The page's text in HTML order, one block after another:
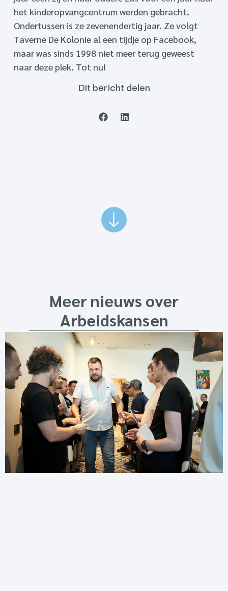
het kinderopvangcentrum werden gebracht.
Ondertussen is ze zevenendertig jaar. Ze volgt
Taverne De Kolonie al een tijdje op Facebook,
maar was sinds 1998 niet meer terug geweest
naar deze plek. Tot nu!
Dit bericht delen
Meer nieuws over
Arbeidskansen